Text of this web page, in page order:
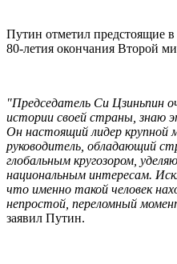
Путин отметил предстоящие
80-летия окончания Второй
"Председатель Си Цзиньпин
истории своей страны, знаю
Он настоящий лидер крупной
руководитель, обладающий
глобальным кругозором,
национальным интересам.
что именно такой человек
непростой, переломный
заявил Путин.